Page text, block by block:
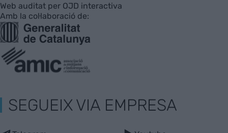
Web auditat per OJD interactiva
Amb la col·laboració de:
SEGUEIX VIA EMPRESA